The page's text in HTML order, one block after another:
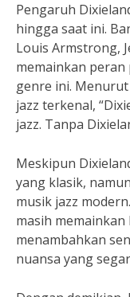
Pengaruh
hingga saat ini.
Louis Armstrong,
memainkan
genre ini.
jazz terkenal,
jazz. Tanpa
Meskipun
yang klasik,
musik jazz
masih
menambahkan
nuansa yang